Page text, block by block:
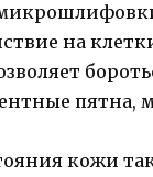
на
кожи